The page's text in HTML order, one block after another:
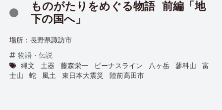
ものがたりをめぐる物語 前編「地
下の国へ」
場所：長野県諏訪市
物語・伝説
縄文
土器 藤森栄一 ビーナスライン 八ヶ岳 蓼科山
富
士山
蛇 風土 東日本大震災 陸前高田市